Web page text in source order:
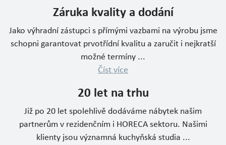
Záruka kvality a dodání
Jako výhradní zástupci s přímými vazbami na výrobu jsme
schopni garantovat prvotřídní kvalitu a zaručit i nejkratší
možné termíny ...
Číst více
20 let na trhu
Již po 20 let spolehlivě dodáváme nábytek našim
partnerům v rezidenčním i HORECA sektoru. Našimi
klienty jsou významná kuchyňská studia ...